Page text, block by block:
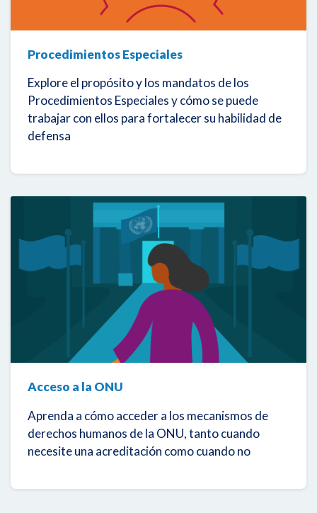
Procedimientos Especiales
Explore el propósito y los mandatos de los
Procedimientos Especiales y cómo se puede
trabajar con ellos para fortalecer su habilidad de
defensa
Acceso a la ONU
Aprenda a cómo acceder a los mecanismos de
derechos humanos de la ONU, tanto cuando
necesite una acreditación como cuando no